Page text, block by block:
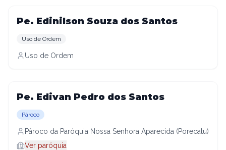
Pe. Edinilson Souza dos Santos
Uso de Ordem
Uso de Ordem
Pe. Edivan Pedro dos Santos
Pároco
Pároco da Paróquia Nossa Senhora Aparecida (Porecatu)
Ver paróquia